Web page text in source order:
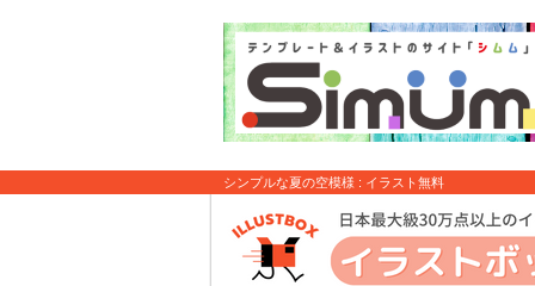
シンプルな夏の空模様 : イラスト無料